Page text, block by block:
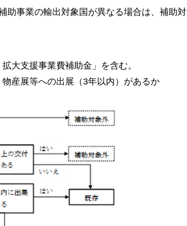
助事業の輸出対象国が異なる場合は、補助
大支援事業費補助金」を含む。
産展等への出展（3年以内）があるか